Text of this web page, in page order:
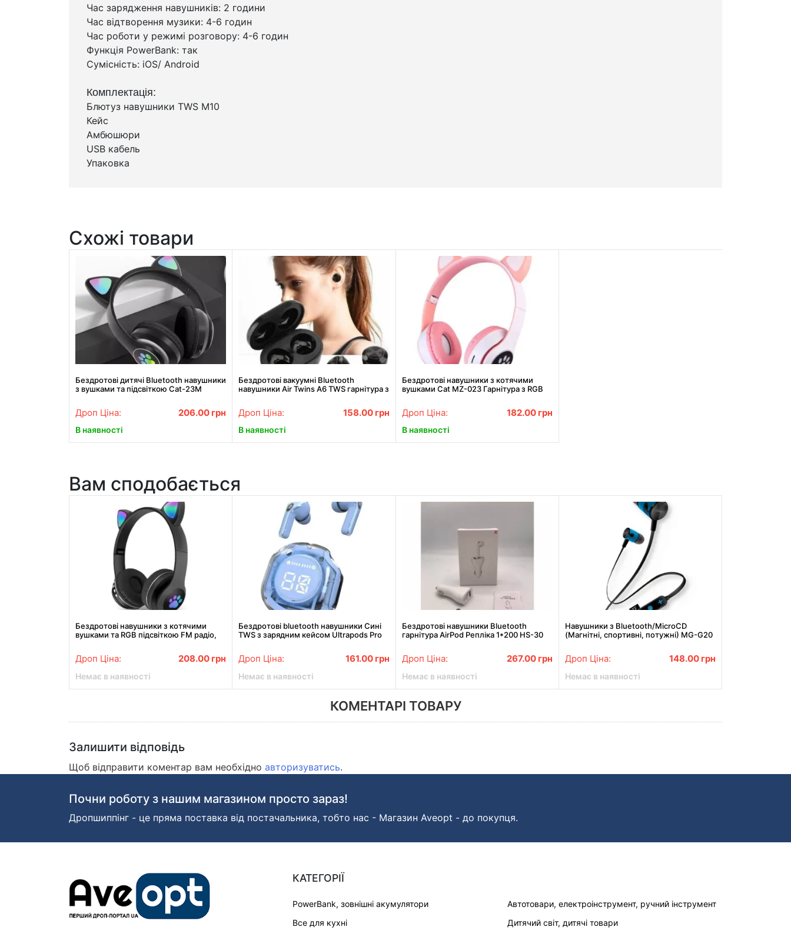
Час зарядження навушників: 2 години
Час відтворення музики: 4-6 годин
Час роботи у режимі розговору: 4-6 годин
Функція PowerBank: так
Сумісність: iOS/ Android
Комплектація:
Блютуз навушники TWS M10
Кейс
Амбюшюри
USB кабель
Упаковка
Схожі товари
Бездротові дитячі Bluetooth навушники
з вушками та підсвіткою Cat-23M
Дроп Ціна: 206.00 грн
В наявності
Бездротові вакуумні Bluetooth
навушники Air Twins A6 TWS гарнітура з
Дроп Ціна: 158.00 грн
В наявності
Бездротові навушники з котячими
вушками Cat MZ-023 Гарнітура з RGB
Дроп Ціна: 182.00 грн
В наявності
Вам сподобається
Бездротові навушники з котячими
вушками та RGB підсвіткою FM радіо,
Дроп Ціна: 208.00 грн
Немає в наявності
Бездротові bluetooth навушники Сині
TWS з зарядним кейсом Ultrapods Pro
Дроп Ціна: 161.00 грн
Немає в наявності
Бездротові навушники Bluetooth
гарнітура AirPod Репліка 1*200 HS-30
Дроп Ціна: 267.00 грн
Немає в наявності
Навушники з Bluetooth/MicroCD
(Магнітні, спортивні, потужні) MG-G20
Дроп Ціна: 148.00 грн
Немає в наявності
КОМЕНТАРІ ТОВАРУ
Залишити відповідь
Щоб відправити коментар вам необхідно авторизуватись.
Почни роботу з нашим магазином просто зараз!
Дропшиппінг - це пряма поставка від постачальника, тобто нас - Магазин Aveopt - до покупця.
КАТЕГОРІЇ
PowerBank, зовнішні акумулятори
Автотовари, електроінструмент, ручний інструмент
Все для кухні
Дитячий світ, дитячі товари